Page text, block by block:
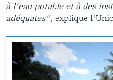
à l'eau potable et à des
adéquates", explique